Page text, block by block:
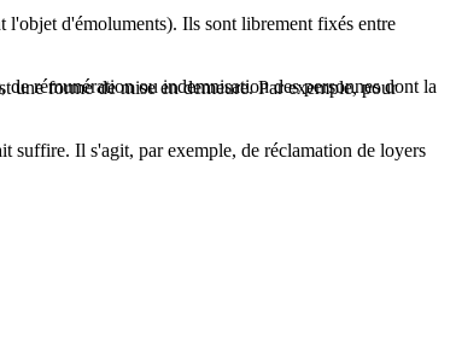
une forme de mise en demeure. Par exemple, pour
suffire. Il s'agit, par exemple, de réclamation de loyers
l'objet d'émoluments). Ils sont librement fixés entre
rémunération ou indemnisation des personnes dont la